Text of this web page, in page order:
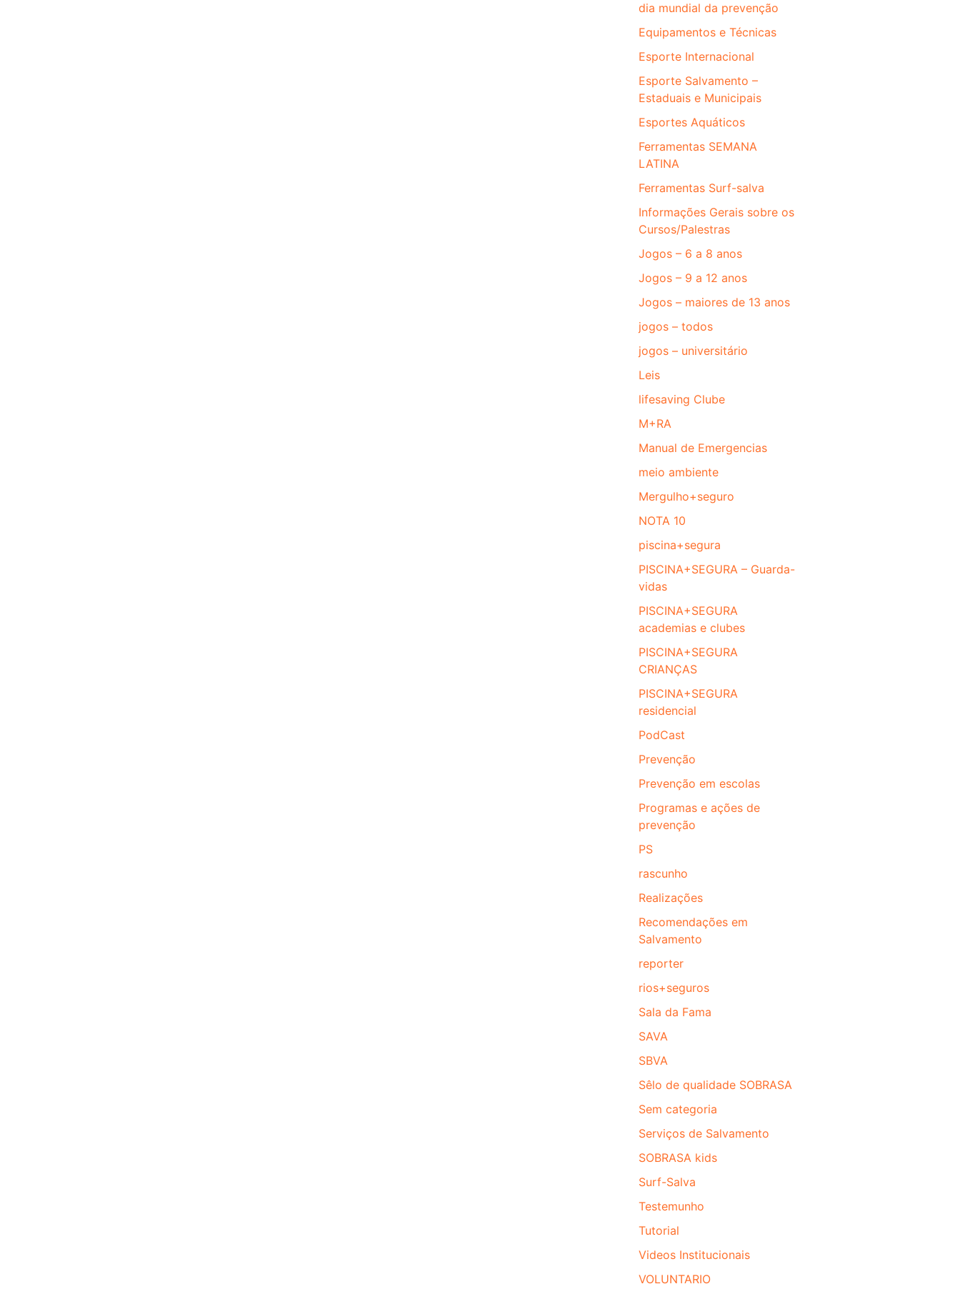
dia mundial da prevenção
Equipamentos e Técnicas
Esporte Internacional
Esporte Salvamento –
Estaduais e Municipais
Esportes Aquáticos
Ferramentas SEMANA
LATINA
Ferramentas Surf-salva
Informações Gerais sobre os
Cursos/Palestras
Jogos – 6 a 8 anos
Jogos – 9 a 12 anos
Jogos – maiores de 13 anos
jogos – todos
jogos – universitário
Leis
lifesaving Clube
M+RA
Manual de Emergencias
meio ambiente
Mergulho+seguro
NOTA 10
piscina+segura
PISCINA+SEGURA – Guarda-
vidas
PISCINA+SEGURA
academias e clubes
PISCINA+SEGURA
CRIANÇAS
PISCINA+SEGURA
residencial
PodCast
Prevenção
Prevenção em escolas
Programas e ações de
prevenção
PS
rascunho
Realizações
Recomendações em
Salvamento
reporter
rios+seguros
Sala da Fama
SAVA
SBVA
Sêlo de qualidade SOBRASA
Sem categoria
Serviços de Salvamento
SOBRASA kids
Surf-Salva
Testemunho
Tutorial
Videos Institucionais
VOLUNTARIO